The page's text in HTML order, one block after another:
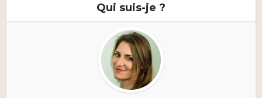
Qui suis-je ?